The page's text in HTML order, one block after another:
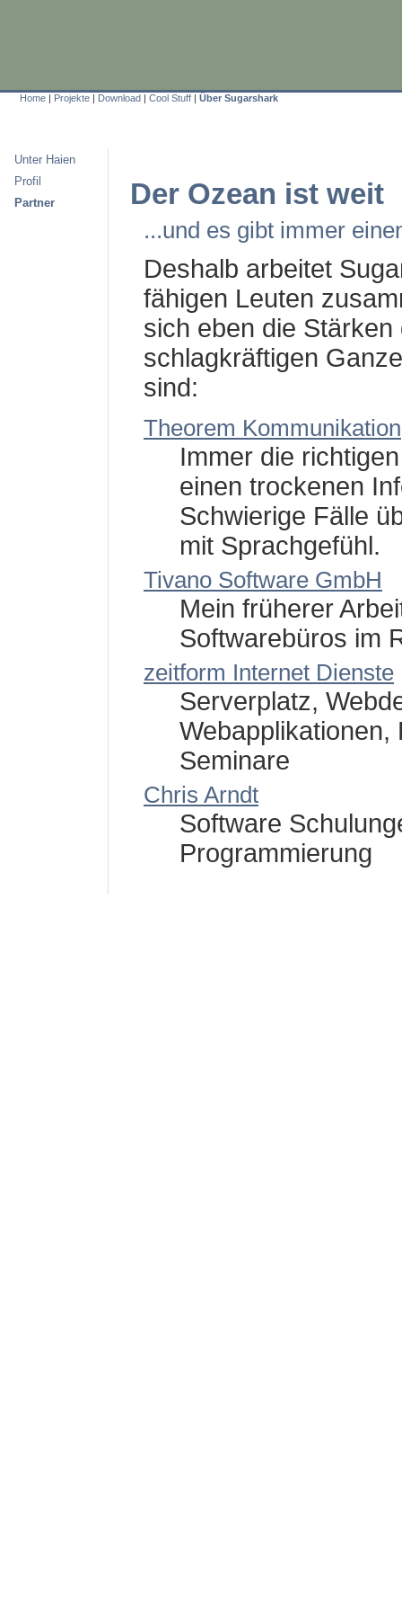
Home | Projekte | Download | Cool Stuff | Über Sugarshark
Unter Haien
Profil
Partner
Der Ozean ist weit
...und es gibt immer
Deshalb arbeitet
fähigen Leuten
sich eben die
schlagkräftigen
sind:
Theorem
Immer die
einen trockenen
Schwierige Fälle
mit Sprachgefühl.
Tivano Software GmbH
Mein früherer
Softwarebüros im
zeitform Internet Dienste
Serverplatz,
Webapplikationen,
Seminare
Chris Arndt
Software
Programmierung